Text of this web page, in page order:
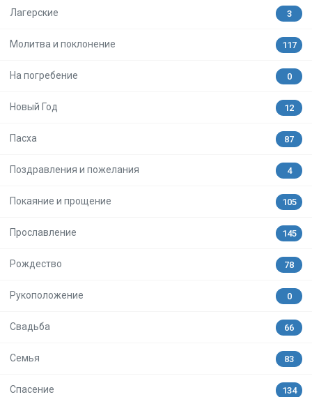
Лагерские 3
Молитва и поклонение 117
На погребение 0
Новый Год 12
Пасха 87
Поздравления и пожелания 4
Покаяние и прощение 105
Прославление 145
Рождество 78
Рукоположение 0
Свадьба 66
Семья 83
Спасение 134